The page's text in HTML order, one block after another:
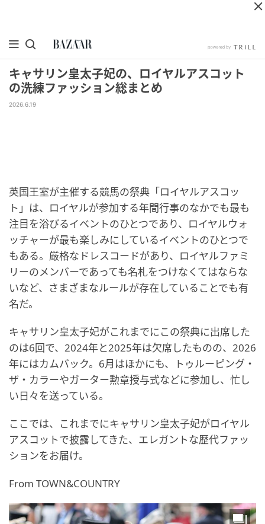
キャサリン皇太子妃の、ロイヤルアスコット
の洗練ファッション総まとめ
2026.6.19
英国王室が主催する競馬の祭典「ロイヤルアスコッ
ト」は、ロイヤルが参加する年間行事のなかでも最も
注目を浴びるイベントのひとつであり、ロイヤルウォ
ッチャーが最も楽しみにしているイベントのひとつで
もある。厳格なドレスコードがあり、ロイヤルファミ
リーのメンバーであっても名札をつけなくてはならな
いなど、さまざまなルールが存在していることでも有
名だ。
キャサリン皇太子妃がこれまでにこの祭典に出席した
のは6回で、2024年と2025年は欠席したものの、2026
年にはカムバック。6月はほかにも、トゥルーピング・
ザ・カラーやガーター勲章授与式などに参加し、忙し
い日々を送っている。
ここでは、これまでにキャサリン皇太子妃がロイヤル
アスコットで披露してきた、エレガントな歴代ファッ
ションをお届け。
From TOWN&COUNTRY